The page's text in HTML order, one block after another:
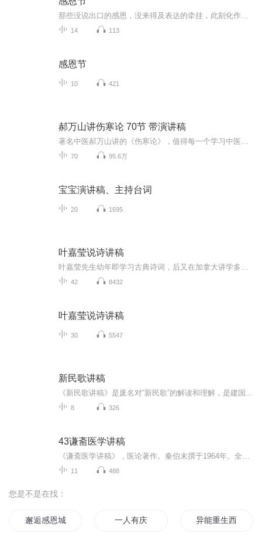
14 113
感恩节
10 421
郝万山讲伤寒论 70节 带演讲稿
70 95.6万
宝宝演讲稿、主持台词
20 1695
叶嘉莹说诗讲稿
42 8432
叶嘉莹说诗讲稿
30 5547
新民歌讲稿
8 326
43谦斋医学讲稿
11 488
您是不是在找：
邂逅感恩城 一人有庆 异能重生西门庆